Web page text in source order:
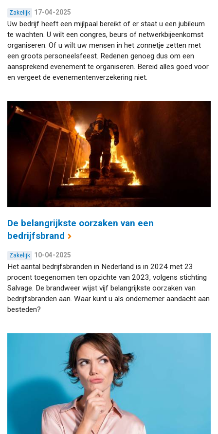
Zakelijk 17-04-2025
Uw bedrijf heeft een mijlpaal bereikt of er staat u een jubileum
te wachten. U wilt een congres, beurs of netwerkbijeenkomst
organiseren. Of u wilt uw mensen in het zonnetje zetten met
een groots personeelsfeest. Redenen genoeg dus om een
aansprekend evenement te organiseren. Bereid alles goed voor
en vergeet de evenementenverzekering niet.
De belangrijkste oorzaken van een
bedrijfsbrand
Zakelijk 10-04-2025
Het aantal bedrijfsbranden in Nederland is in 2024 met 23
procent toegenomen ten opzichte van 2023, volgens stichting
Salvage. De brandweer wijst vijf belangrijkste oorzaken van
bedrijfsbranden aan. Waar kunt u als ondernemer aandacht aan
besteden?